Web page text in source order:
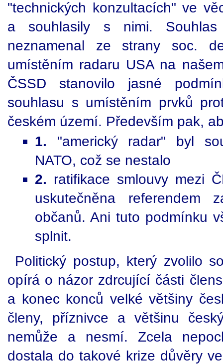
"technických konzultacích" ve
a souhlasily s nimi. Souhlas
neznamenal ze strany soc.
umístěním radaru USA na
ČSSD stanovilo jasné
souhlasu s umístěním prvků
českém území. Především pak,
1. "americký radar" byl
NATO, což se nestalo
2. ratifikace smlouvy mezi
uskutečněna referendem
občanů. Ani tuto podmínku
splnit.
Politický postup, který zvolilo
opírá o názor zdrcující části
a konec konců velké většiny
členy, příznivce a většinu
nemůže a nesmí. Zcela
dostala do takové krize důvěry